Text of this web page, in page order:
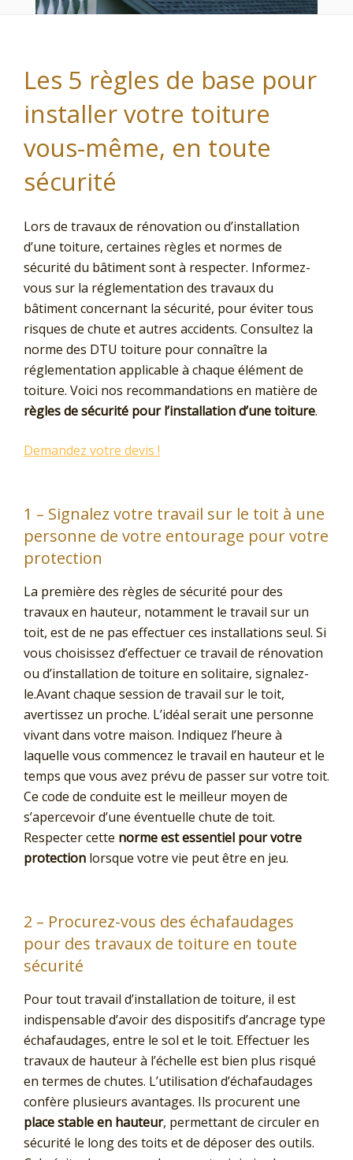
Les 5 règles de base pour
installer votre toiture
vous-même, en toute
sécurité
Lors de travaux de rénovation ou d’installation
d’une toiture, certaines règles et normes de
sécurité du bâtiment sont à respecter. Informez-
vous sur la réglementation des travaux du
bâtiment concernant la sécurité, pour éviter tous
risques de chute et autres accidents. Consultez la
norme des DTU toiture pour connaître la
réglementation applicable à chaque élément de
toiture. Voici nos recommandations en matière de
règles de sécurité pour l’installation d’une toiture.
Demandez votre devis !
1 – Signalez votre travail sur le toit à une
personne de votre entourage pour votre
protection
La première des règles de sécurité pour des
travaux en hauteur, notamment le travail sur un
toit, est de ne pas effectuer ces installations seul. Si
vous choisissez d’effectuer ce travail de rénovation
ou d’installation de toiture en solitaire, signalez-
le.Avant chaque session de travail sur le toit,
avertissez un proche. L’idéal serait une personne
vivant dans votre maison. Indiquez l’heure à
laquelle vous commencez le travail en hauteur et le
temps que vous avez prévu de passer sur votre toit.
Ce code de conduite est le meilleur moyen de
s’apercevoir d’une éventuelle chute de toit.
Respecter cette norme est essentiel pour votre
protection lorsque votre vie peut être en jeu.
2 – Procurez-vous des échafaudages
pour des travaux de toiture en toute
sécurité
Pour tout travail d’installation de toiture, il est
indispensable d’avoir des dispositifs d’ancrage type
échafaudages, entre le sol et le toit. Effectuer les
travaux de hauteur à l’échelle est bien plus risqué
en termes de chutes. L’utilisation d’échafaudages
confère plusieurs avantages. Ils procurent une
place stable en hauteur, permettant de circuler en
sécurité le long des toits et de déposer des outils.